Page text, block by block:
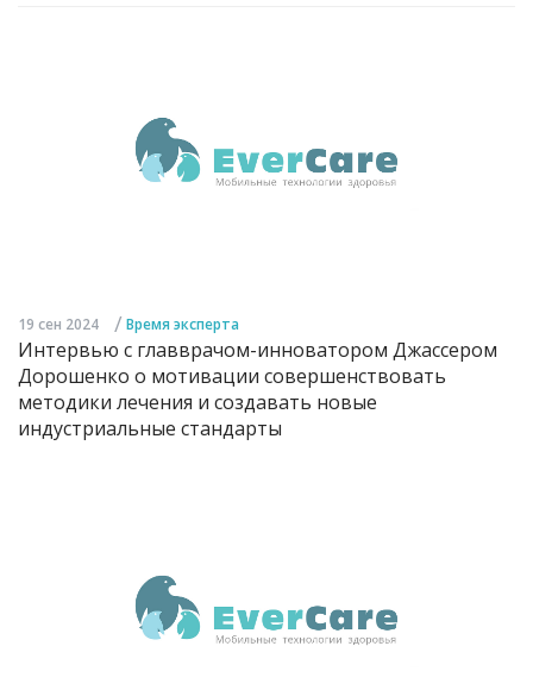
19 сен 2024 / Время эксперта
Интервью с главврачом-инноватором Джассером
Дорошенко о мотивации совершенствовать
методики лечения и создавать новые
индустриальные стандарты